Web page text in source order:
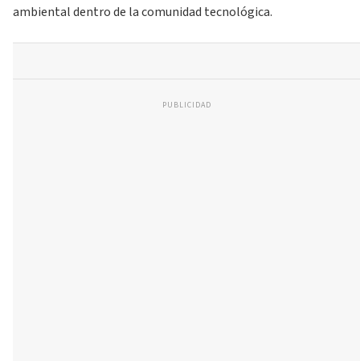
ambiental dentro de la comunidad tecnológica.
PUBLICIDAD